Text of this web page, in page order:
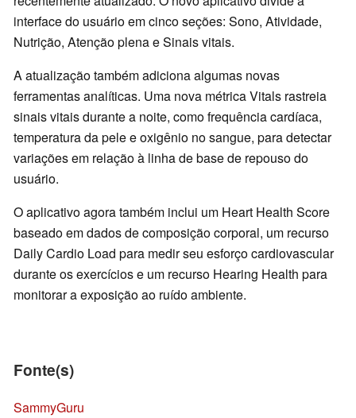
interface do usuário em cinco seções: Sono, Atividade,
Nutrição, Atenção plena e Sinais vitais.
A atualização também adiciona algumas novas
ferramentas analíticas. Uma nova métrica Vitals rastreia
sinais vitais durante a noite, como frequência cardíaca,
temperatura da pele e oxigênio no sangue, para detectar
variações em relação à linha de base de repouso do
usuário.
O aplicativo agora também inclui um Heart Health Score
baseado em dados de composição corporal, um recurso
Daily Cardio Load para medir seu esforço cardiovascular
durante os exercícios e um recurso Hearing Health para
monitorar a exposição ao ruído ambiente.
Fonte(s)
SammyGuru